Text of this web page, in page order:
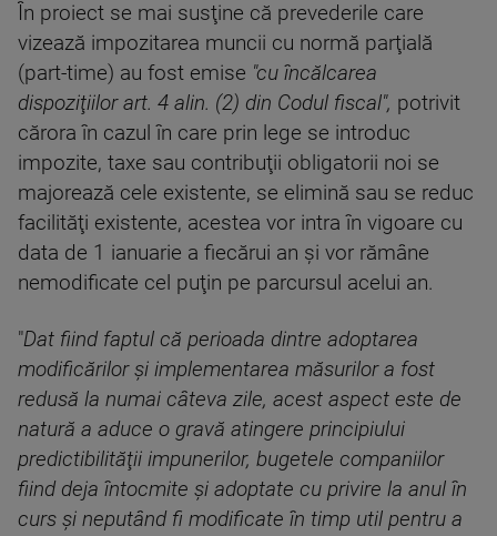
În proiect se mai susţine că prevederile care
vizează impozitarea muncii cu normă parţială
(part-time) au fost emise "cu încălcarea
dispoziţiilor art. 4 alin. (2) din Codul fiscal", potrivit
cărora în cazul în care prin lege se introduc
impozite, taxe sau contribuţii obligatorii noi se
majorează cele existente, se elimină sau se reduc
facilităţi existente, acestea vor intra în vigoare cu
data de 1 ianuarie a fiecărui an şi vor rămâne
nemodificate cel puţin pe parcursul acelui an.
"Dat fiind faptul că perioada dintre adoptarea
modificărilor şi implementarea măsurilor a fost
redusă la numai câteva zile, acest aspect este de
natură a aduce o gravă atingere principiului
predictibilităţii impunerilor, bugetele companiilor
fiind deja întocmite şi adoptate cu privire la anul în
curs şi neputând fi modificate în timp util pentru a